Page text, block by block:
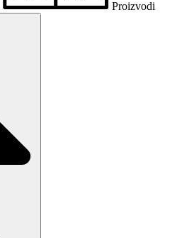
Proizvodi